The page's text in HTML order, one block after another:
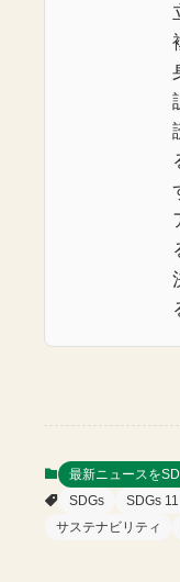
最新ニュースを
SDGs
SDGs 11
サステナビリティ